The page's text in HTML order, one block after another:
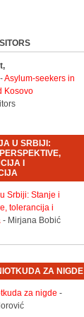
Asylum-seekers in
Kosovo
U SRBIJI:
I
Srbiji: Stanje i
tolerancija i
- Mirjana Bobić
ZA NIGDE
za nigde -